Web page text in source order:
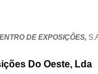
DE EXPOSIÇÕES,
Do Oeste, Lda